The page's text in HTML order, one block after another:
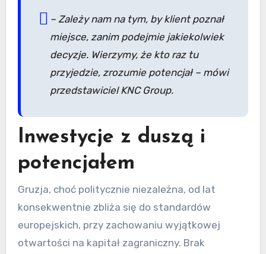
– Zależy nam na tym, by klient poznał
miejsce, zanim podejmie jakiekolwiek
decyzje. Wierzymy, że kto raz tu
przyjedzie, zrozumie potencjał – mówi
przedstawiciel KNC Group.
Inwestycje z duszą i
potencjałem
Gruzja, choć politycznie niezależna, od lat
konsekwentnie zbliża się do standardów
europejskich, przy zachowaniu wyjątkowej
otwartości na kapitał zagraniczny. Brak